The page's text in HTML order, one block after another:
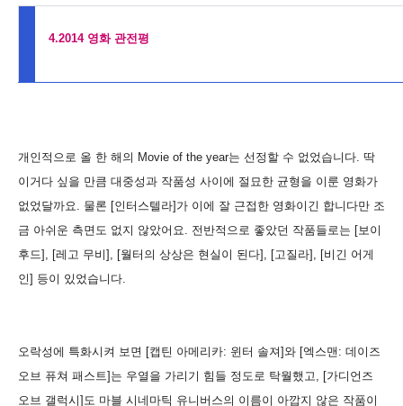
4.2014 영화 관전평
개인적으로 올 한 해의 Movie of the year는 선정할 수 없었습니다. 딱
이거다 싶을 만큼 대중성과 작품성 사이에 절묘한 균형을 이룬 영화가
없었달까요. 물론 [인터스텔라]가 이에 잘 근접한 영화이긴 합니다만 조
금 아쉬운 측면도 없지 않았어요. 전반적으로 좋았던 작품들로는 [보이
후드], [레고 무비], [월터의 상상은 현실이 된다], [고질라], [비긴 어게
인] 등이 있었습니다.
오락성에 특화시켜 보면 [캡틴 아메리카: 윈터 솔져]와 [엑스맨: 데이즈
오브 퓨쳐 패스트]는 우열을 가리기 힘들 정도로 탁월했고, [가디언즈
오브 갤럭시]도 마블 시네마틱 유니버스의 이름이 아깝지 않은 작품이